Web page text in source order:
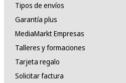
Tipos de envíos
Garantía plus
MediaMarkt Empresas
Talleres y formaciones
Tarjeta regalo
Solicitar factura